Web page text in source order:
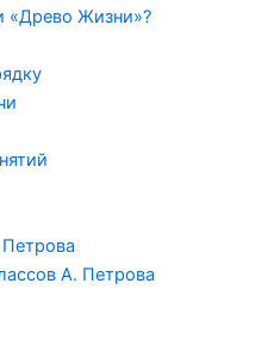
«Древо Жизни»?
А. Петрова